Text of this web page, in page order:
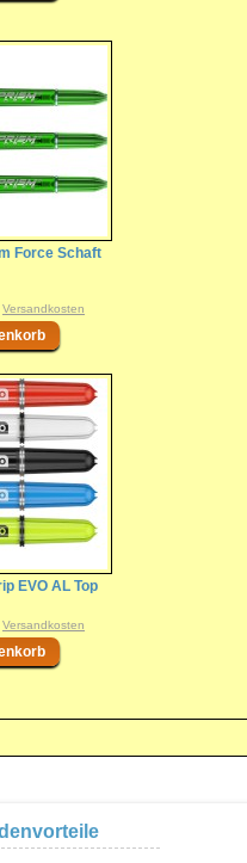
Force Schaft
Versandkosten
EVO AL Top
Versandkosten